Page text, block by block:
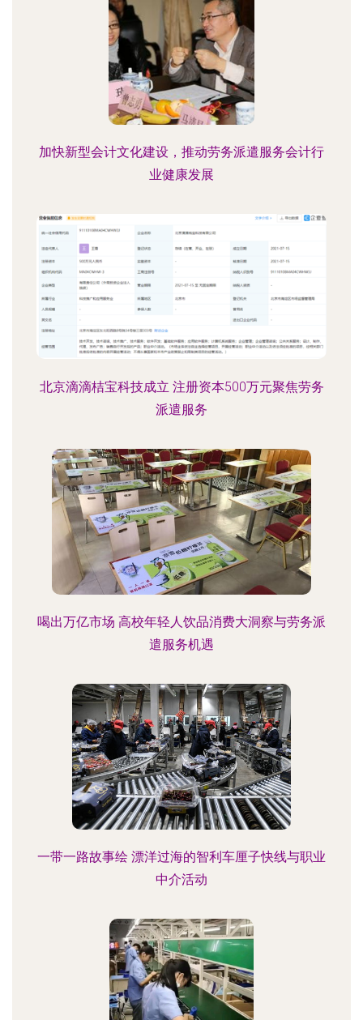
加快新型会计文化建设，推动劳务派遣服务会计行
业健康发展
北京滴滴桔宝科技成立 注册资本500万元聚焦劳务
派遣服务
喝出万亿市场 高校年轻人饮品消费大洞察与劳务派
遣服务机遇
一带一路故事绘 漂洋过海的智利车厘子快线与职业
中介活动